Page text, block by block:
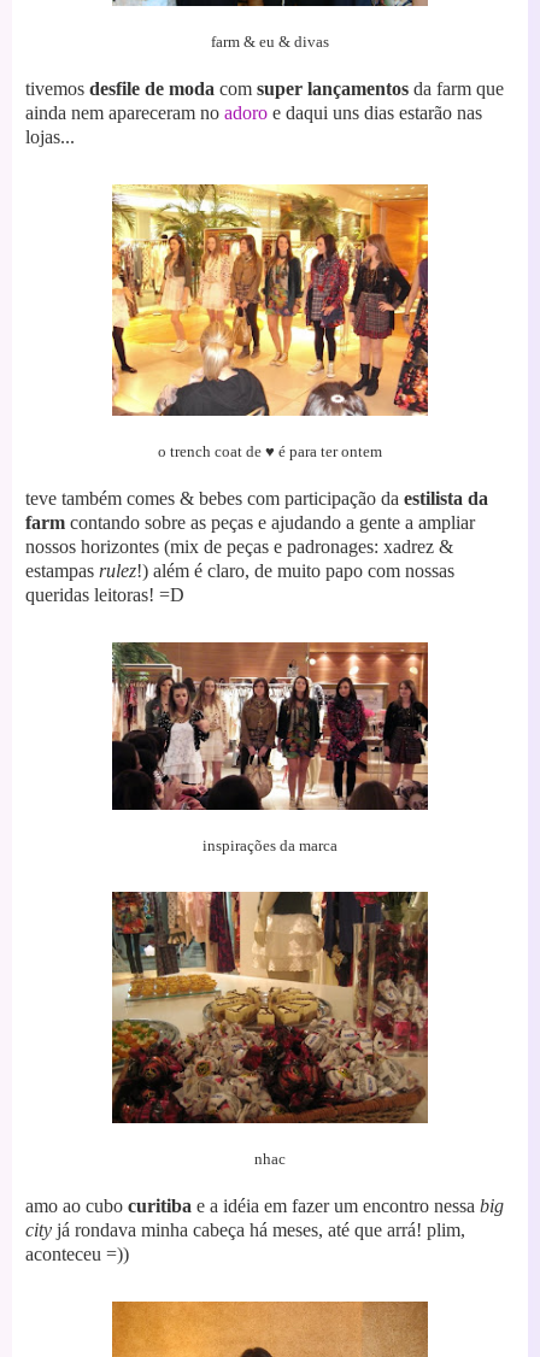
farm & eu & divas
tivemos desfile de moda com super lançamentos da farm que
ainda nem apareceram no adoro e daqui uns dias estarão nas
lojas...
o trench coat de ♥ é para ter ontem
teve também comes & bebes com participação da estilista da
farm contando sobre as peças e ajudando a gente a ampliar
nossos horizontes (mix de peças e padronages: xadrez &
estampas rulez!) além é claro, de muito papo com nossas
queridas leitoras! =D
inspirações da marca
nhac
amo ao cubo curitiba e a idéia em fazer um encontro nessa big
city já rondava minha cabeça há meses, até que arrá! plim,
aconteceu =))